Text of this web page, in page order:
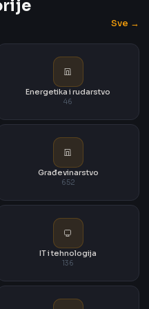
Sve →
Energetika i rudarstvo
46
Građevinarstvo
652
IT i tehnologija
136